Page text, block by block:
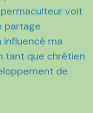
voit
partage
ma
tant que chrétien
de